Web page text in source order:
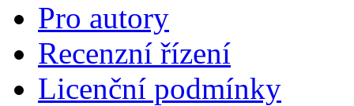
Pro autory
Recenzní řízení
Licenční podmínky